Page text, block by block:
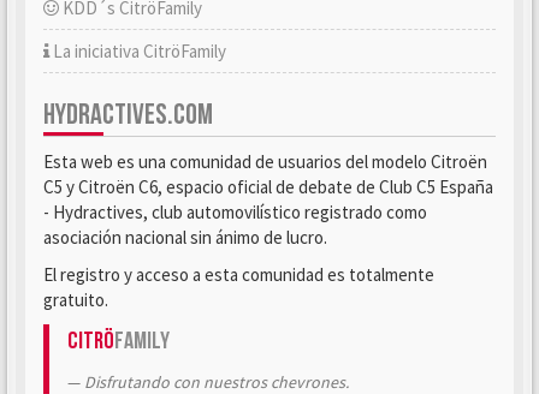
KDD´s CitröFamily
La iniciativa CitröFamily
HYDRACTIVES.COM
Esta web es una comunidad de usuarios del modelo Citroën
C5 y Citroën C6, espacio oficial de debate de Club C5 España
- Hydractives, club automovilístico registrado como
asociación nacional sin ánimo de lucro.
El registro y acceso a esta comunidad es totalmente
gratuito.
CitröFamily
Disfrutando con nuestros chevrones.